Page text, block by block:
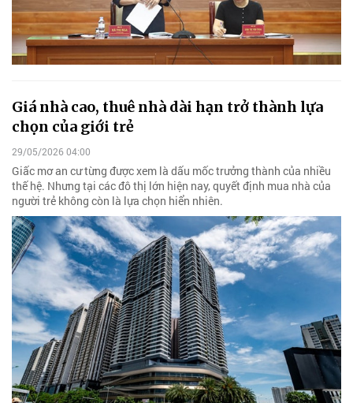
Giá nhà cao, thuê nhà dài hạn trở thành lựa
chọn của giới trẻ
29/05/2026 04:00
Giấc mơ an cư từng được xem là dấu mốc trưởng thành của nhiều
thế hệ. Nhưng tại các đô thị lớn hiện nay, quyết định mua nhà của
người trẻ không còn là lựa chọn hiển nhiên.